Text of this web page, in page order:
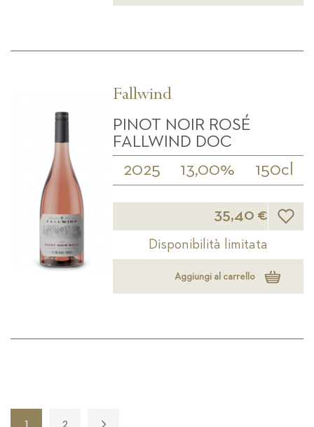
Fallwind
PINOT NOIR ROSÉ
FALLWIND DOC
2025 13,00% 150cl
35,40 € Lista
Disponibilità limitata
Aggiungi al carrello
1 2